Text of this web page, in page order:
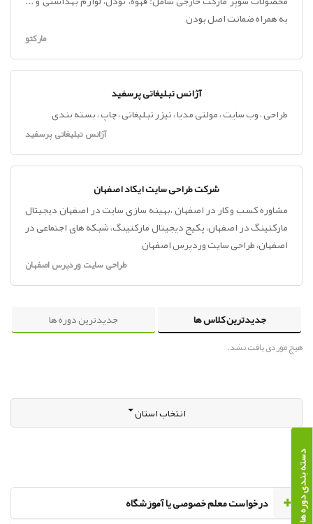
دسته بندی دوره ها
به همراه ضمانت اصل بودن
مارکتو
آژانس تبلیغاتی پرسفید
طراحی ، وب سایت ، مولتی مدیا ، تیزر تبلیغاتی ، چاپ ، بسته بندی
آژانس تبلیغاتی پرسفید
شرکت طراحی سایت ایکاد اصفهان
مشاوره کسب و کار در اصفهان ،بهینه سازی سایت در اصفهان دیجیتال
مارکتینگ در اصفهان، پکیج دیجیتال مارکتینگ، شبکه های اجتماعی در
اصفهان، طراحی سایت وردپرس اصفهان
طراحی سایت وردپرس اصفهان
جدیدترین کلاس ها جدیدترین دوره ها
هیچ موردی یافت نشد.
انتخاب استان
‌درخواست معلم خصوصی یا آموزشگاه